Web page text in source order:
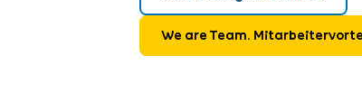
We are Team.